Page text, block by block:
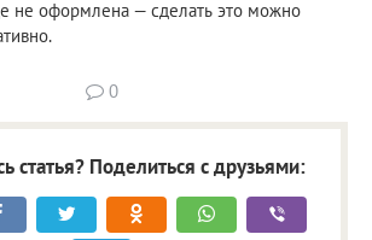
не оформлена — сделать это можно
0
статья? Поделиться с друзьями: